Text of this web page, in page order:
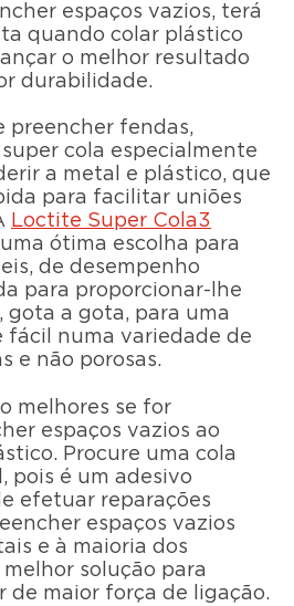
espaços vazios, terá
quando colar plástico
o melhor resultado
durabilidade.
preencher fendas,
cola especialmente
a metal e plástico, que
para facilitar uniões
Loctite Super Cola3
ótima escolha para
de desempenho
para proporcionar-lhe
gota a gota, para uma
fácil numa variedade de
e não porosas.
melhores se for
espaços vazios ao
Procure uma cola
pois é um adesivo
efetuar reparações
espaços vazios
e à maioria dos
solução para
de maior força de ligação.